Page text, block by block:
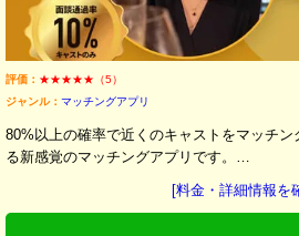
評価： ★★★★★（5）
ジャンル： マッチングアプリ
80%以上の確率で近くのキャストをマッチ
る新感覚のマッチングアプリです。…
[料金・詳細情報を